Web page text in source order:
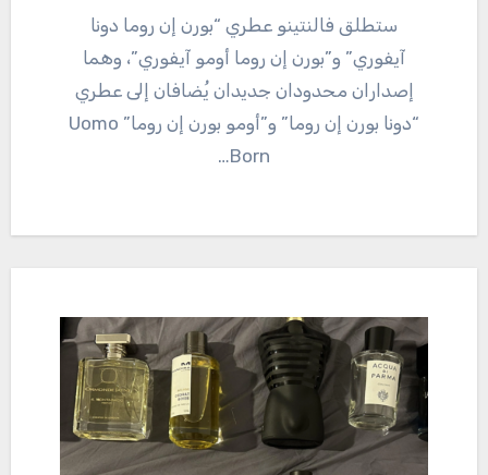
ستطلق فالنتينو عطري “بورن إن روما دونا
آيفوري” و”بورن إن روما أومو آيفوري”، وهما
إصداران محدودان جديدان يُضافان إلى عطري
“دونا بورن إن روما” و”أومو بورن إن روما” Uomo
Born…